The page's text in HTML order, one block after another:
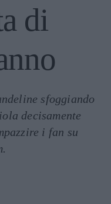
di
sfoggiando
decisamente
i fan su